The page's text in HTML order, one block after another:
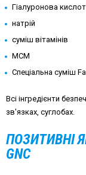
Гіалуронова
натрій
суміш вітамінів
МСМ
Спеціальна суміш
Всі інгредієнти
зв'язках, суглобах.
ПОЗИТИВНІ
GNC